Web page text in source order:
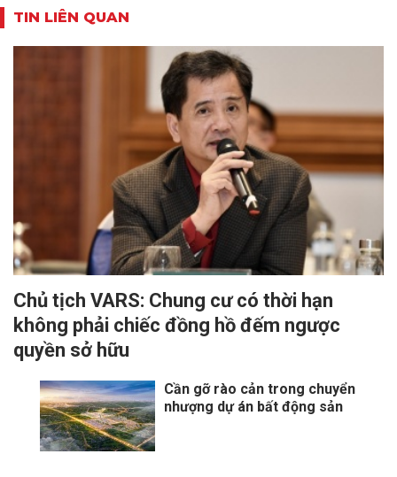
TIN LIÊN QUAN
Chủ tịch VARS: Chung cư có thời hạn
không phải chiếc đồng hồ đếm ngược
quyền sở hữu
Cần gỡ rào cản trong chuyển
nhượng dự án bất động sản